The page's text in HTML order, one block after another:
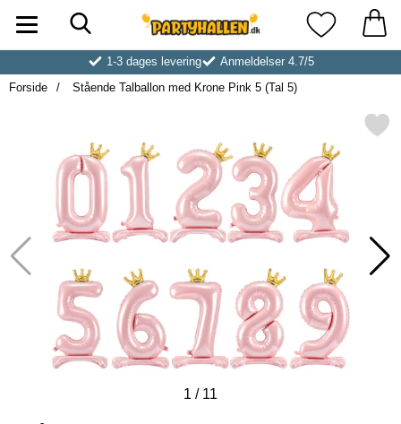
Startside for Partyhallen AB Mine
1-3 dages levering
Anmeldelser 4.7/5
Forside
Stående Talballon med Krone Pink 5 (Tal 5)
Markér stående Talballon med
1 / 11